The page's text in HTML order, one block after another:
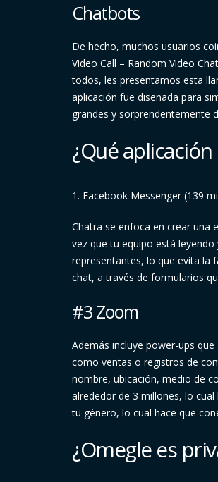
Chatbots
De hecho, muchos usuarios
Video Call – Random Video
todos, les presentamos esta
aplicación fue diseñada para
grandes y sorprendentemente
¿Qué
1. Facebook Messenger (139
Chatra se enfoca en crear una
vez que tu equipo está
representantes, lo que evita la
chat, a través de formularios
#3 Zoom
Además incluye power-ups
como ventas o registros de
nombre, ubicación, medio de
alrededor de 3 millones, lo
tu género, lo cual hace que
¿Omegle es